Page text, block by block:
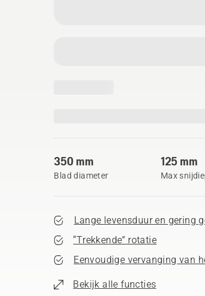
350 mm
Blad diameter
125 mm
Max
Lange levensduur en gering
“Trekkende” rotatie
Eenvoudige vervanging van
Bekijk alle functies